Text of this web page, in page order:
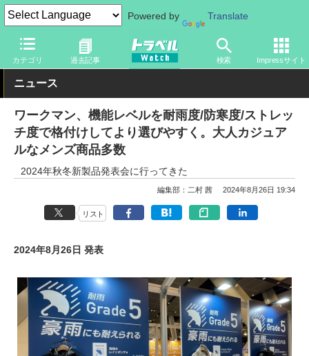
Powered by Translate
カテゴリ 過去記事 検索 Impressサイト
トラベル Watch 旅のアイテム 旅行グッズ 衣類
ニュース
ワークマン、機能レベルを耐雨度/防寒度/ストレッ
チ度で格付けしてより選びやすく。大人カジュア
ルなメンズ商品多数
2024年秋冬新製品発表会に行ってきた
編集部：二村 茜 2024年8月26日 19:34
リスト
2024年8月26日 発表